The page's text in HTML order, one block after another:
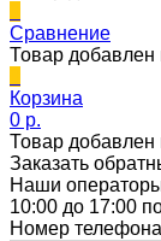
Сравнение
Товар добавлен
Корзина
0 p.
Товар добавлен
Заказать
Наши
10:00 до 17:00
Номер